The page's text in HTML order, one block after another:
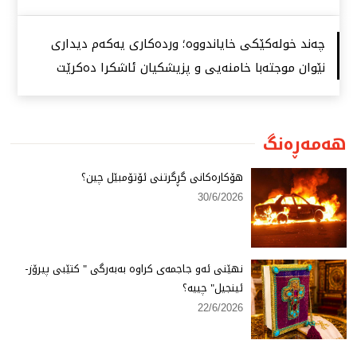
چەند خولەكێكی خایاندووە؛ وردەكاری یەكەم دیداری
نێوان موجتەبا خامنەیی و پزیشكیان ئاشكرا دەكرێت
هەمەڕەنگ
هۆكارەكانی گڕگرتنی ئۆتۆمبێل چین؟
30/6/2026
نهێنی ئەو جاجمەی كراوە بەبەرگی " كتێبی پیرۆز-
ئینجیل" چییە؟
22/6/2026